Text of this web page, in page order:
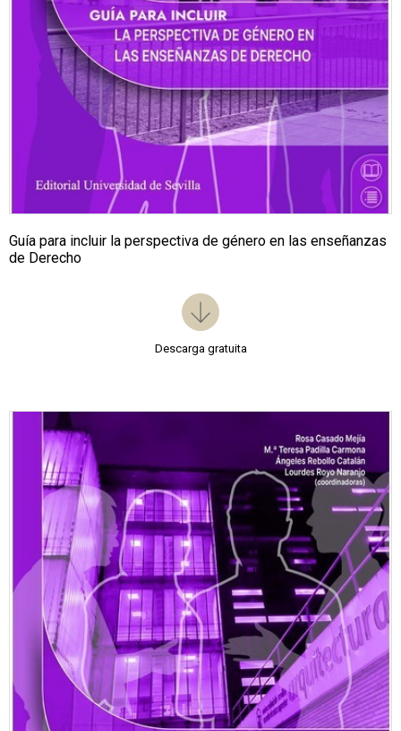
Guía para incluir la perspectiva de género en las enseñanzas
de Derecho
Descarga gratuita